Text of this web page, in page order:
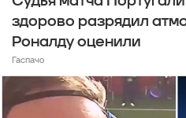
здорово разрядил
Роналду оценили
Гаспачо